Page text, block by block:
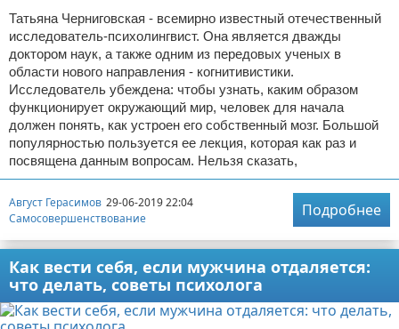
Татьяна Черниговская - всемирно известный отечественный
исследователь-психолингвист. Она является дважды
доктором наук, а также одним из передовых ученых в
области нового направления - когнитивистики.
Исследователь убеждена: чтобы узнать, каким образом
функционирует окружающий мир, человек для начала
должен понять, как устроен его собственный мозг. Большой
популярностью пользуется ее лекция, которая как раз и
посвящена данным вопросам. Нельзя сказать,
Август Герасимов 29-06-2019 22:04
Самосовершенствование
Подробнее
Как вести себя, если мужчина отдаляется:
что делать, советы психолога